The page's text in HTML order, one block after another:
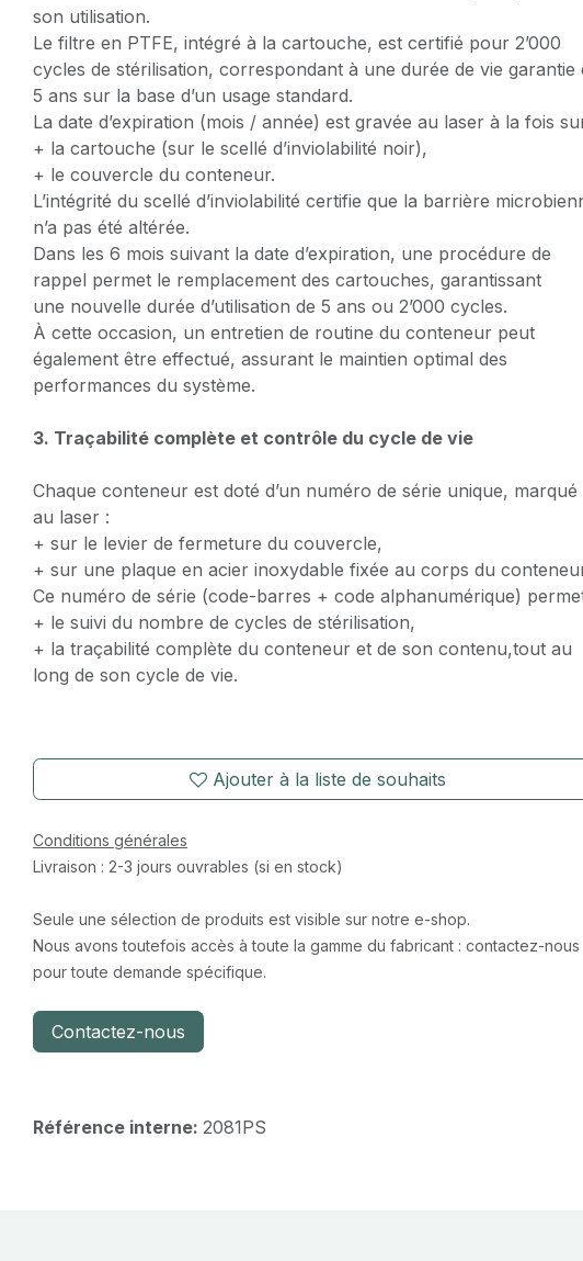
son utilisation.
Le filtre en PTFE, intégré à la cartouche, est certifié pour 2’000
cycles de stérilisation, correspondant à une durée de vie garantie
5 ans sur la base d’un usage standard.
La date d’expiration (mois / année) est gravée au laser à la fois
​+ la cartouche (sur le scellé d’inviolabilité noir),
+ le couvercle du conteneur.
L’intégrité du scellé d’inviolabilité certifie que la barrière
n’a pas été altérée.
Dans les 6 mois suivant la date d’expiration, une procédure de
rappel permet le remplacement des cartouches, garantissant
une nouvelle durée d’utilisation de 5 ans ou 2’000 cycles.
À cette occasion, un entretien de routine du conteneur peut
également être effectué, assurant le maintien optimal des
performances du système.
3. Traçabilité complète et contrôle du cycle de vie
Chaque conteneur est doté d’un numéro de série unique, marqué
au laser :
+ sur le levier de fermeture du couvercle,
+ sur une plaque en acier inoxydable fixée au corps du
Ce numéro de série (code-barres + code alphanumérique)
​+ le suivi du nombre de cycles de stérilisation,
+ la traçabilité complète du conteneur et de son contenu,​tout au
long de son cycle de vie.
Ajouter à la liste de souhaits
Conditions générales
Livraison : 2-3 jours ouvrables (si en stock)
Seule une sélection de produits est visible sur notre e-shop.
Nous avons toutefois accès à toute la gamme du fabricant : contactez-nous
pour toute demande spécifique.
Contactez-nous
Référence interne: 2081PS